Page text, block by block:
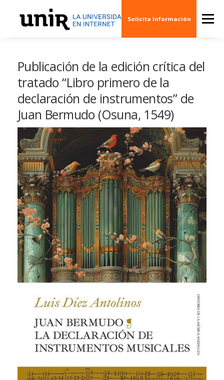
content
Menu
ESCENARIOS
EVENTOS CREAS 3D
Publicación de la edición crítica del
tratado “Libro primero de la
declaración de instrumentos” de
Juan Bermudo (Osuna, 1549)
Solicita Información